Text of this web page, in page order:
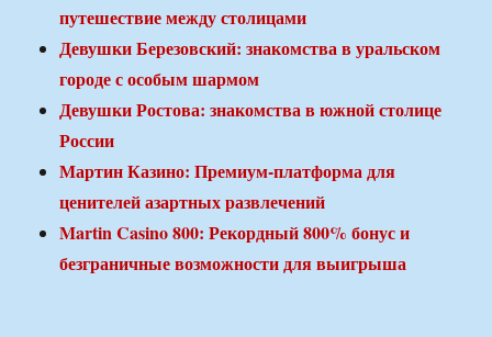
путешествие между столицами
Девушки Березовский: знакомства в уральском
городе с особым шармом
Девушки Ростова: знакомства в южной столице
России
Мартин Казино: Премиум-платформа для
ценителей азартных развлечений
Martin Casino 800: Рекордный 800% бонус и
безграничные возможности для выигрыша